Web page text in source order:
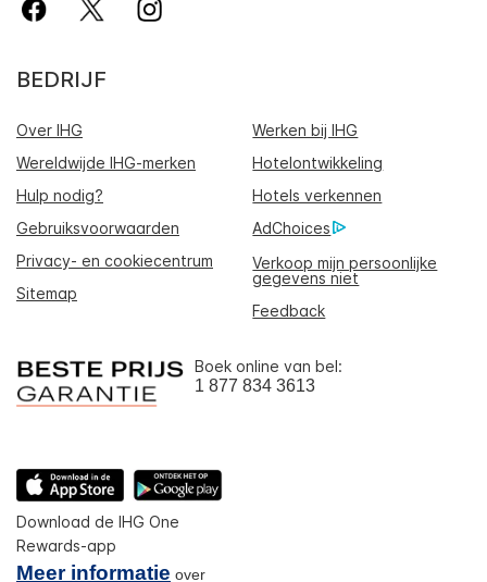
BEDRIJF
Over IHG
Werken bij IHG
Wereldwijde IHG-merken
Hotelontwikkeling
Hulp nodig?
Hotels verkennen
Gebruiksvoorwaarden
AdChoices
Privacy- en cookiecentrum
Verkoop mijn persoonlijke
gegevens niet
Sitemap
Feedback
Boek online van bel:
1 877 834 3613
Download de IHG One
Rewards-app
Meer informatie over